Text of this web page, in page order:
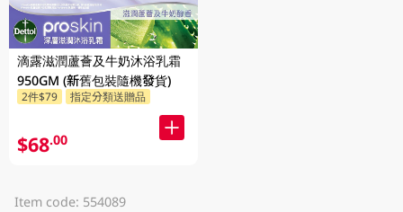
滴露滋潤蘆薈及牛奶沐浴乳霜
950GM (新舊包裝隨機發貨)
2件$79 指定分類送贈品
$68.00
Item code: 554089